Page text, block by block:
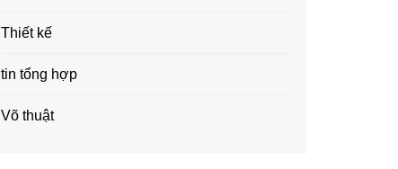
Thiết kế
tin tổng hợp
Võ thuật